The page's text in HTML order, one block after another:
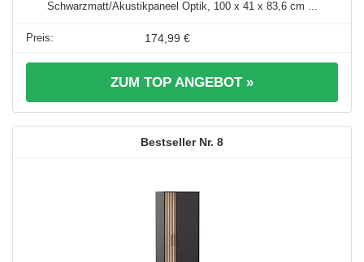
Schwarzmatt/Akustikpaneel Optik, 100 x 41 x 83,6 cm ...
174,99 €
ZUM TOP ANGEBOT »
8